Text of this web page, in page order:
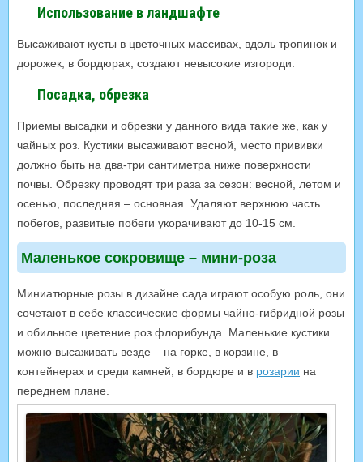
Использование в ландшафте
Высаживают кусты в цветочных массивах, вдоль тропинок и
дорожек, в бордюрах, создают невысокие изгороди.
Посадка, обрезка
Приемы высадки и обрезки у данного вида такие же, как у
чайных роз. Кустики высаживают весной, место прививки
должно быть на два-три сантиметра ниже поверхности
почвы. Обрезку проводят три раза за сезон: весной, летом и
осенью, последняя – основная. Удаляют верхнюю часть
побегов, развитые побеги укорачивают до 10-15 см.
Маленькое сокровище – мини-роза
Миниатюрные розы в дизайне сада играют особую роль, они
сочетают в себе классические формы чайно-гибридной розы
и обильное цветение роз флорибунда. Маленькие кустики
можно высаживать везде – на горке, в корзине, в
контейнерах и среди камней, в бордюре и в розарии на
переднем плане.